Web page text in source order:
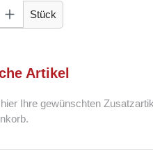
Gib den gewünschten Wert ein oder
Stück
Artikel
Ihre gewünschten